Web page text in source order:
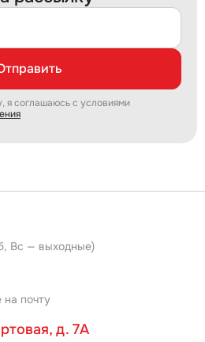
я соглашаюсь с условиями
Вс — выходные)
почту
д. 7А